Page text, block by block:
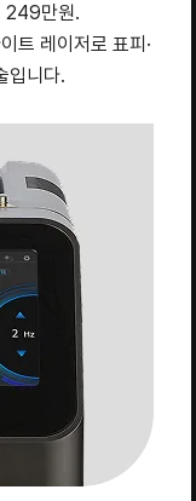
249만원.
레이저로 표피·
입니다.